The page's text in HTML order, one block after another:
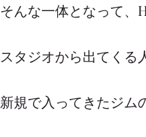
そんな一体となって、
スタジオから出てくる
新規で入ってきたジム